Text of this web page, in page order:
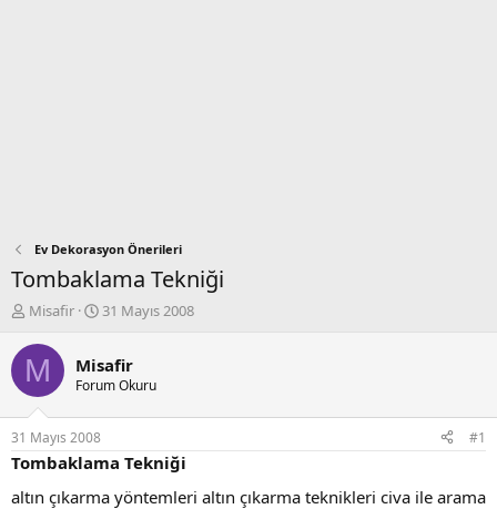
Ev Dekorasyon Önerileri
Tombaklama Tekniği
K
n
b
y
u
b
a
Misafir
B
l
a
ı
ç
31 Mayıs 2008
M Misafir
Forum Okuru
31 Mayıs 2008 #1
Tombaklama Tekniği
altın çıkarma yöntemleri altın çıkarma teknikleri civa ile arama